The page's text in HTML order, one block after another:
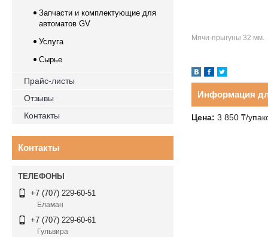
Мячи-прыгуны 32 мм.
Информация
Цена: 3 850 ₸/
Запчасти и комплектующие для
автоматов GV
Услуга
Сырье
Прайс-листы
Отзывы
Контакты
Контакты
+7 (707) 229-60-51
Еламан
+7 (707) 229-60-61
Гульвира